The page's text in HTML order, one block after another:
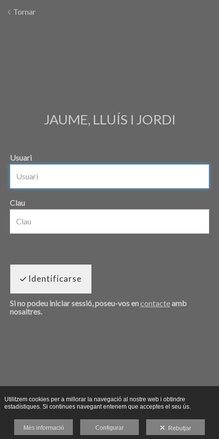
Tornar
JAUME, LLUÍS I JORDI
Usuari
Clau
Identificarse
Si no podeu iniciar sessió, poseu-vos encontacteamb
nosaltres.
Utilitzem cookies per a millorar la navegació al nostre web i obtindre
estadístiques. Si continues navegant entenem que acceptes el seu ús.
Més informació Configurar Rebutjar